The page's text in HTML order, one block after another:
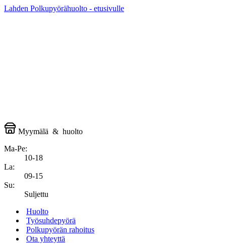
Lahden Polkupyörähuolto - etusivulle
Myymälä & huolto
Ma-Pe:
10-18
La:
09-15
Su:
Suljettu
Huolto
Työsuhdepyörä
Polkupyörän rahoitus
Ota yhteyttä